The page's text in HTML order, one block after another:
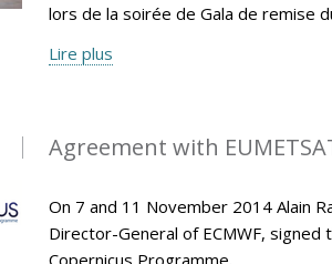
lors de la soirée de Gala de remise
Lire plus
Agreement with
On 7 and 11 November 2014 Alain
Director-General of ECMWF,
Copernicus Programme.